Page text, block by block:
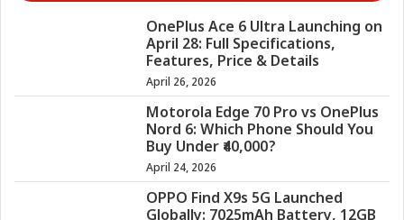
OnePlus Ace 6 Ultra Launching on
April 28: Full Specifications,
Features, Price & Details
April 26, 2026
Motorola Edge 70 Pro vs OnePlus
Nord 6: Which Phone Should You
Buy Under ₹40,000?
April 24, 2026
OPPO Find X9s 5G Launched